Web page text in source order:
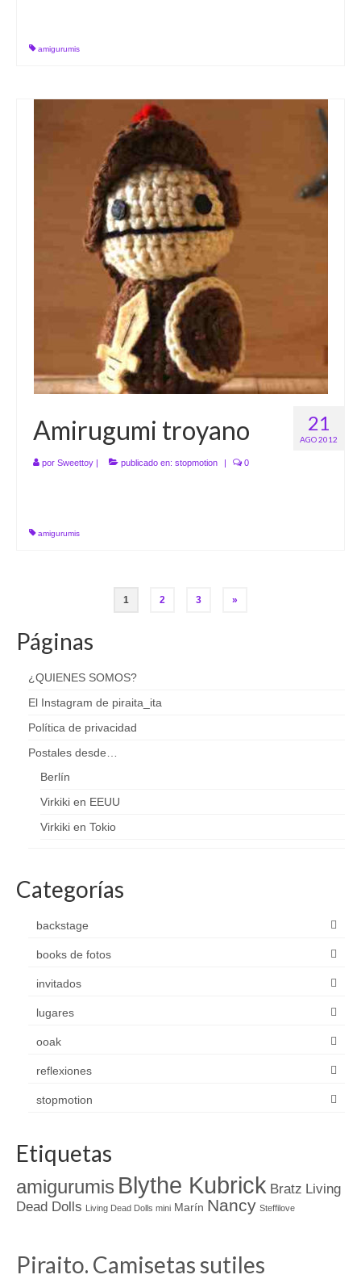
amigurumis
21
AGO 2012
Amirugumi troyano
por Sweettoy | publicado en: stopmotion | 0
amigurumis
Paginación
de
entradas
1 2 3 »
Páginas
¿QUIENES SOMOS?
El Instagram de piraita_ita
Política de privacidad
Postales desde…
Berlín
Virkiki en EEUU
Virkiki en Tokio
Categorías
backstage
books de fotos
invitados
lugares
ooak
reflexiones
stopmotion
Etiquetas
amigurumis Blythe Kubrick Bratz Living
Dead Dolls Living Dead Dolls mini Marín Nancy Steffilove
Piraito. Camisetas sutiles